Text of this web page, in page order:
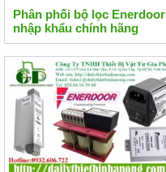
Phân phối bộ lọc Enerdoor
nhập khẩu chính hãng